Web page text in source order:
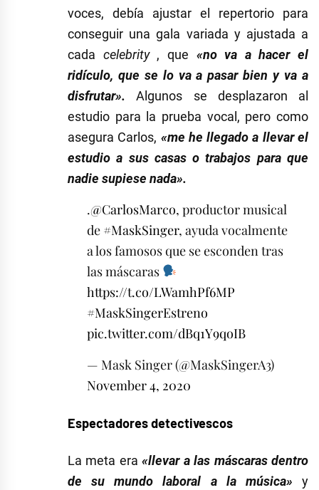
voces, debía ajustar el repertorio para
conseguir una gala variada y ajustada a
cada celebrity, que «no va a hacer el
ridículo, que se lo va a pasar bien y va a
disfrutar».Algunos se desplazaron al
estudio para la prueba vocal, pero como
asegura Carlos, «me he llegado a llevar el
estudio a sus casas o trabajos para que
nadie supiese nada».
.@CarlosMarco, productor musical
de #MaskSinger, ayuda vocalmente
a los famosos que se esconden tras
las máscaras
https://t.co/LWamhPf6MP
#MaskSingerEstreno
pic.twitter.com/dBq1Y9qoIB
— Mask Singer (@MaskSingerA3)
November 4, 2020
Espectadores detectivescos
La meta era«llevar a las máscaras dentro
de su mundo laboral a la música» y